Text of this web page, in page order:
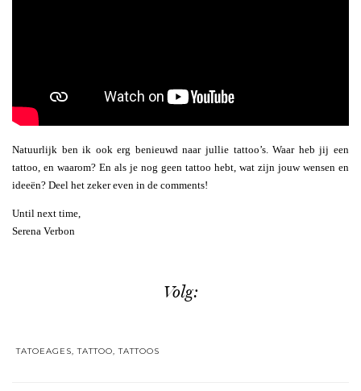
Natuurlijk ben ik ook erg benieuwd naar jullie tattoo’s. Waar heb jij een
tattoo, en waarom? En als je nog geen tattoo hebt, wat zijn jouw wensen en
ideeën? Deel het zeker even in de comments!
Until next time,
Serena Verbon
Volg:
TATOEAGES,TATTOO,TATTOOS